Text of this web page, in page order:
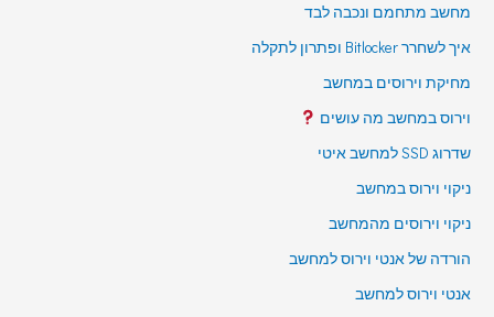
מחשב מתחמם ונכבה לבד
איך לשחרר Bitlocker ופתרון לתקלה
מחיקת וירוסים במחשב
וירוס במחשב מה עושים
שדרוג SSD למחשב איטי
ניקוי וירוס במחשב
ניקוי וירוסים מהמחשב
הורדה של אנטי וירוס למחשב
אנטי וירוס למחשב